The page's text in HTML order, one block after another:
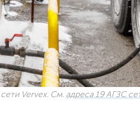
сети Vervex. См. адреса 19 АГЗС